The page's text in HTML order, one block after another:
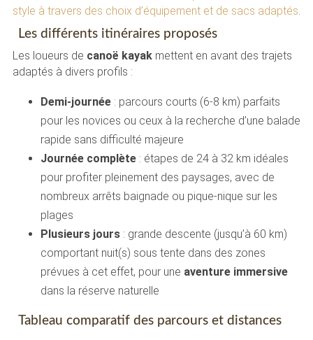
style à travers des choix d’équipement et de sacs adaptés.
Les différents itinéraires proposés
Les loueurs de canoë kayakmettent en avant des trajets
adaptés à divers profils :
Demi-journée: parcours courts (6-8 km) parfaits
pour les novices ou ceux à la recherche d’une balade
rapide sans difficulté majeure
Journée complète: étapes de 24 à 32 km idéales
pour profiter pleinement des paysages, avec de
nombreux arrêts baignade ou pique-nique sur les
plages
Plusieurs jours: grande descente (jusqu’à 60 km)
comportant nuit(s) sous tente dans des zones
prévues à cet effet, pour une aventure immersive
dans la réserve naturelle
Tableau comparatif des parcours et distances